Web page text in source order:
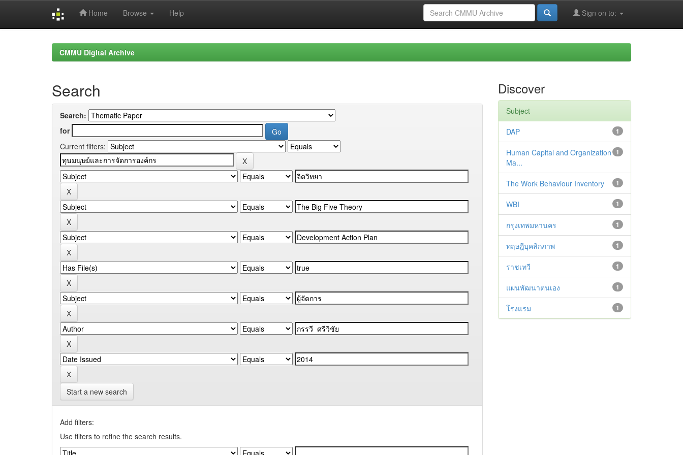
Home Browse Help Sign on to:
CMMU Digital Archive
Search
Search:
for
Current filters:
Start a new search
Add filters:
Use filters to refine the search results.
Discover
Subject
1
DAP
1
Human Capital and Organization
Ma...
1
The Work Behaviour Inventory
1
WBI
1
กรุงเทพมหานคร
1
ทฤษฎีบุคลิกภาพ
1
ราชเทวี
1
แผนพัฒนาตนเอง
1
โรงแรม